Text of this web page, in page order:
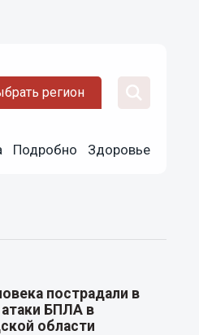
регион
Подробно Здоровье
пострадали в
атаки БПЛА в
области